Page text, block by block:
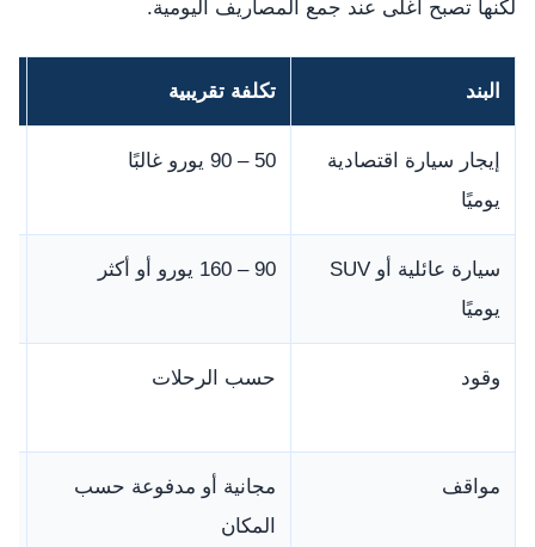
لكنها تصبح أغلى عند جمع المصاريف اليومية.
البند تكلفة تقريبية
إيجار سيارة اقتصادية
يوميًا
50 – 90 يورو غالبًا
سيارة عائلية أو SUV
يوميًا
90 – 160 يورو أو أكثر
وقود حسب الرحلات
مواقف
مجانية أو مدفوعة حسب
المكان